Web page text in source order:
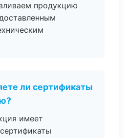
продукцию
ли сертификаты
имеет